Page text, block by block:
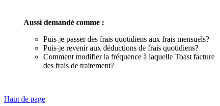
Aussi demandé comme :
Puis-je passer des frais quotidiens aux frais mensuels?
Puis-je revenir aux déductions de frais quotidiens?
Comment modifier la fréquence à laquelle Toast facture
des frais de traitement?
Haut de page